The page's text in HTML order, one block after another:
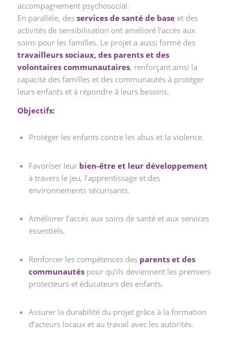
accompagnement psychosocial.
En parallèle, des services de santé de baseet des
activités de sensibilisation ont amélioré l’accès aux
soins pour les familles. Le projet a aussi formé des
travailleurs sociaux, des parents et des
volontaires communautaires, renforçant ainsi la
capacité des familles et des communautés à protéger
leurs enfants et à répondre à leurs besoins.
Objectifs:
Protéger les enfants contre les abus et la violence.
Favoriser leur bien-être et leur développement
à travers le jeu, l’apprentissage et des
environnements sécurisants.
Améliorer l’accès aux soins de santé et aux services
essentiels.
Renforcer les compétences des parents et des
communautéspour qu’ils deviennent les premiers
protecteurs et éducateurs des enfants.
Assurer la durabilité du projet grâce à la formation
d’acteurs locaux et au travail avec les autorités.